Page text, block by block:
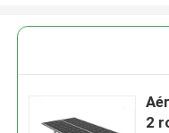
2